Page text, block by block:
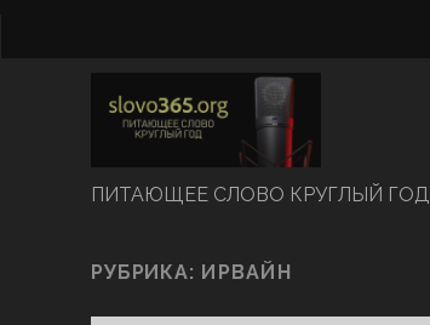
ПИТАЮЩЕЕ СЛОВО КРУГЛЫЙ ГОД
РУБРИКА: ИРВАЙН